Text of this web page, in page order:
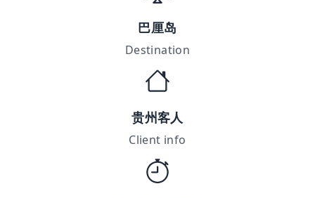
巴厘岛
Destination
贵州客人
Client info